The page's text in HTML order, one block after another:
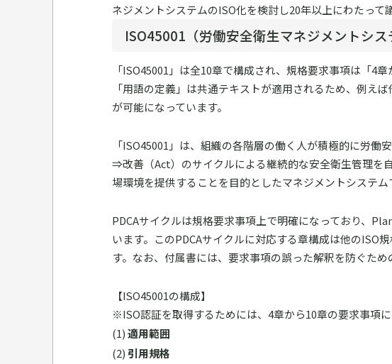
ネジメントシステムのISO化を検討し20年以上にわたって
ISO45001（労働安全衛生マネジメントシ
「ISO45001」は全10章で構成され、規格要求事項は「4
「用語の定義」は共通テキストが適用されるため、例え
が可能になっています。
「ISO45001」は、組織の各階層の働く人が積極的に労
⇒改善（Act）のサイクルによる継続的な安全衛生管理を
場環境を提供することを目的としたマネジメントシステム
PDCAサイクルは規格要求事項上で明確になっており、
います。このPDCAサイクルに対応する章構成は他のISO
す。なお、付属書には、要求事項の誤った解釈を防ぐた
【ISO45001の構成】
※ISO認証を取得するためには、4章から10章の要求事項
適用範囲
引用規格